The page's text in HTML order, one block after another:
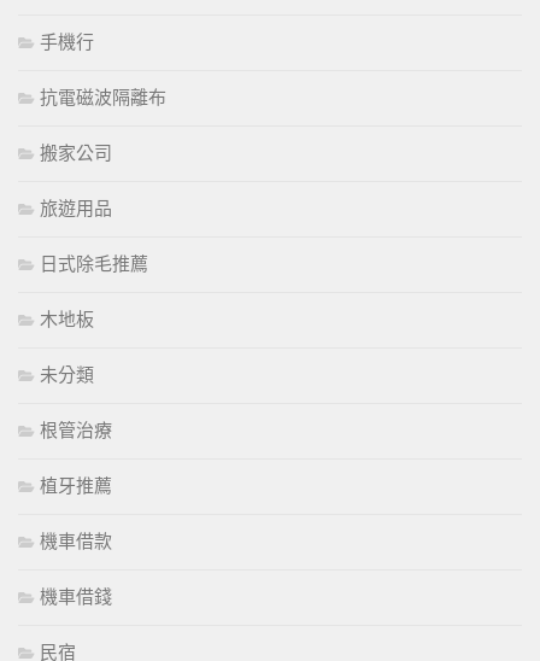
手機行
抗電磁波隔離布
搬家公司
旅遊用品
日式除毛推薦
木地板
未分類
根管治療
植牙推薦
機車借款
機車借錢
民宿